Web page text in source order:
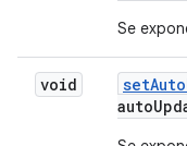
Se
void setAuto
auto